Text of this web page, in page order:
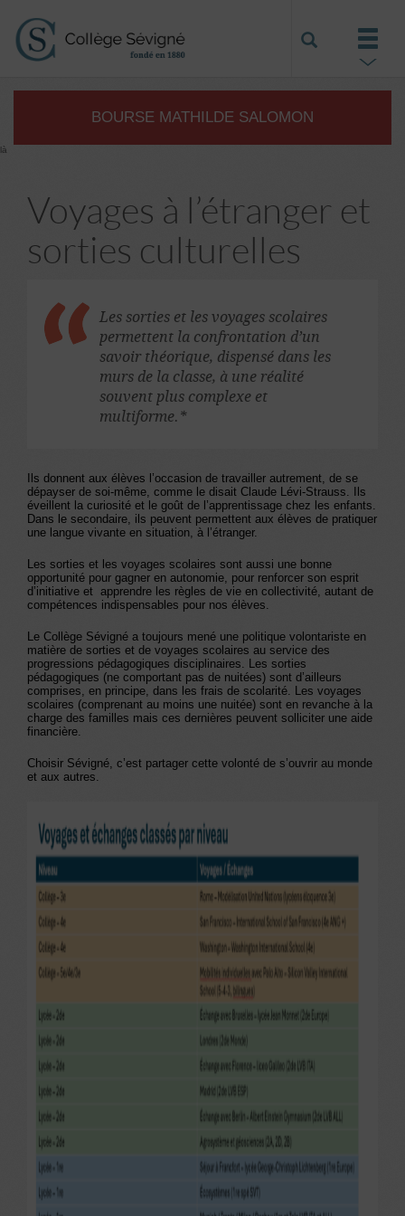
BOURSE MATHILDE SALOMON
là
Voyages à l’étranger et
sorties culturelles
Les sorties et les voyages scolaires
permettent la confrontation d’un
savoir théorique, dispensé dans les
murs de la classe, à une réalité
souvent plus complexe et
multiforme.*
Ils donnent aux élèves l’occasion de travailler autrement, de se
dépayser de soi-même, comme le disait Claude Lévi-Strauss. Ils
éveillent la curiosité et le goût de l’apprentissage chez les enfants.
Dans le secondaire, ils peuvent permettent aux élèves de pratiquer
une langue vivante en situation, à l’étranger.
Les sorties et les voyages scolaires sont aussi une bonne
opportunité pour gagner en autonomie, pour renforcer son esprit
d’initiative et apprendre les règles de vie en collectivité, autant de
compétences indispensables pour nos élèves.
Le Collège Sévigné a toujours mené une politique volontariste en
matière de sorties et de voyages scolaires au service des
progressions pédagogiques disciplinaires. Les sorties
pédagogiques (ne comportant pas de nuitées) sont d’ailleurs
comprises, en principe, dans les frais de scolarité. Les voyages
scolaires (comprenant au moins une nuitée) sont en revanche à la
charge des familles mais ces dernières peuvent solliciter une aide
financière.
Choisir Sévigné, c’est partager cette volonté de s’ouvrir au monde
et aux autres.